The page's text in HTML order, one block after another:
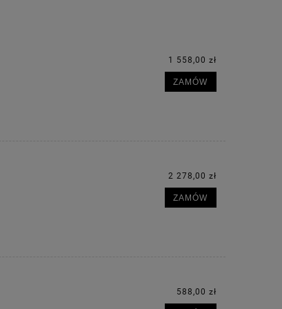
1 558,00 zł
ZAMÓW
2 278,00 zł
ZAMÓW
588,00 zł